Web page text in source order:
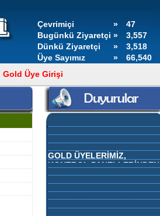
Çevrimiçi »
47
Bugünkü Ziyaretçi »
3,557
Dünkü Ziyaretçi
»
3,518
Üye Sayımız
»
66,540
Gold Üye Girişi
GOLD ÜYELERİMİZ,
KONTROL PANELLERİNDEN
DUYURULARINI KENDİLERİ